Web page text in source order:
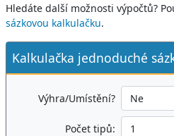
Hledáte další možnosti výpočtů?
sázkovou kalkulačku.
Kalkulačka jednoduché
Výhra/Umístění?
Počet tipů: